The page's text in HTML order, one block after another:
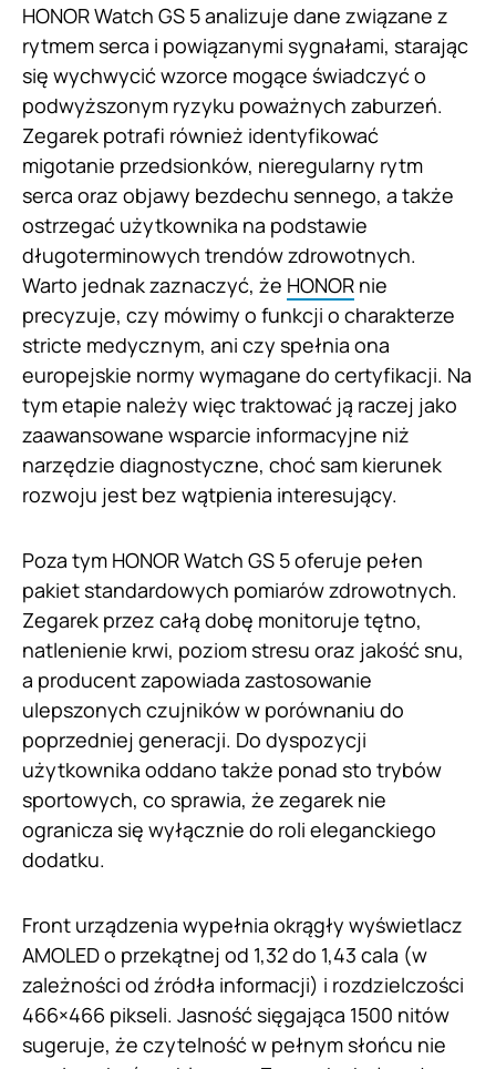
HONOR Watch GS 5 analizuje dane związane z
rytmem serca i powiązanymi sygnałami, starając
się wychwycić wzorce mogące świadczyć o
podwyższonym ryzyku poważnych zaburzeń.
Zegarek potrafi również identyfikować
migotanie przedsionków, nieregularny rytm
serca oraz objawy bezdechu sennego, a także
ostrzegać użytkownika na podstawie
długoterminowych trendów zdrowotnych.
Warto jednak zaznaczyć, że HONOR nie
precyzuje, czy mówimy o funkcji o charakterze
stricte medycznym, ani czy spełnia ona
europejskie normy wymagane do certyfikacji. Na
tym etapie należy więc traktować ją raczej jako
zaawansowane wsparcie informacyjne niż
narzędzie diagnostyczne, choć sam kierunek
rozwoju jest bez wątpienia interesujący.
Poza tym HONOR Watch GS 5 oferuje pełen
pakiet standardowych pomiarów zdrowotnych.
Zegarek przez całą dobę monitoruje tętno,
natlenienie krwi, poziom stresu oraz jakość snu,
a producent zapowiada zastosowanie
ulepszonych czujników w porównaniu do
poprzedniej generacji. Do dyspozycji
użytkownika oddano także ponad sto trybów
sportowych, co sprawia, że zegarek nie
ogranicza się wyłącznie do roli eleganckiego
dodatku.
Front urządzenia wypełnia okrągły wyświetlacz
AMOLED o przekątnej od 1,32 do 1,43 cala (w
zależności od źródła informacji) i rozdzielczości
466×466 pikseli. Jasność sięgająca 1500 nitów
sugeruje, że czytelność w pełnym słońcu nie